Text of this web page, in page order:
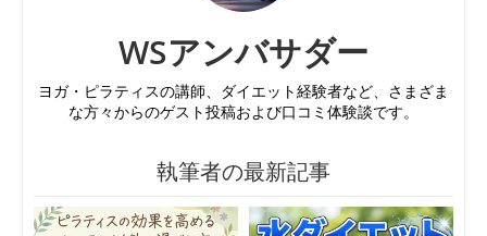
WSアンバサダー
ヨガ・ピラティスの講師、ダイエット経験者など、さまざま
な方々からのゲスト投稿および口コミ体験談です。
執筆者の最新記事